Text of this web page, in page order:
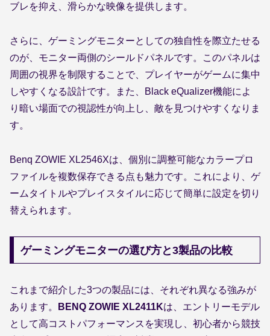
ブレを抑え、滑らかな映像を提供します。
さらに、ゲーミングモニターとしての独自性を際立たせる
のが、モニター両側のシールドパネルです。このパネルは
周囲の視界を制限することで、プレイヤーがゲームに集中
しやすくなる設計です。また、Black eQualizer機能によ
り暗い場面での視認性が向上し、敵を見つけやすくなりま
す。
Benq ZOWIE XL2546Xは、個別に調整可能なカラープロ
ファイルを複数保存できる点も魅力です。これにより、ゲ
ームタイトルやプレイスタイルに応じて簡単に設定を切り
替えられます。
ゲーミングモニターの選び方と3製品の比較
これまで紹介した3つの製品には、それぞれ異なる強みが
あります。
BENQ ZOWIE XL2411Kは、エントリーモデル
として高コストパフォーマンスを実現し、初心者から競技